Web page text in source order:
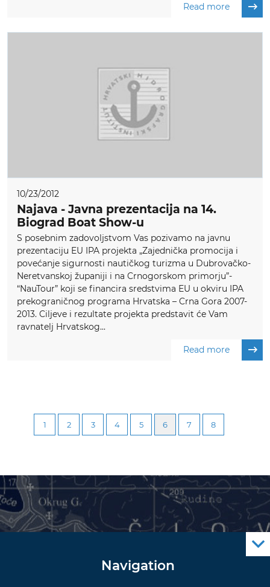
Read more
10/23/2012
Najava - Javna prezentacija na 14.
Biograd Boat Show-u
S posebnim zadovoljstvom Vas pozivamo na javnu
prezentaciju EU IPA projekta „Zajednička promocija i
povećanje sigurnosti nautičkog turizma u Dubrovačko-
Neretvanskoj županiji i na Crnogorskom primorju”-
“NauTour” koji se financira sredstvima EU u okviru IPA
prekograničnog programa Hrvatska – Crna Gora 2007-
2013. Ciljeve i rezultate projekta predstavit će Vam
ravnatelj Hrvatskog...
Read more
1 2 3 4 5 6 7 8
Navigation